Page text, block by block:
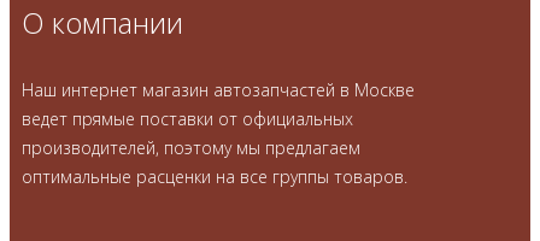
О компании
Наш интернет магазин автозапчастей в Москве
ведет прямые поставки от официальных
производителей, поэтому мы предлагаем
оптимальные расценки на все группы товаров.